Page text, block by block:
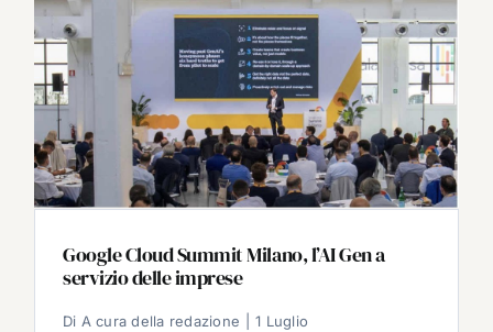
Google Cloud Summit Milano, l’AI Gen a
servizio delle imprese
Di A cura della redazione
1 Luglio